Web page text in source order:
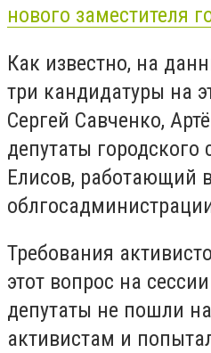
нового заместителя
Как известно, на
три кандидатуры на
Сергей Савченко,
депутаты городского
Елисов, работающий в
Требования
этот вопрос на
депутаты не пошли
активистам и